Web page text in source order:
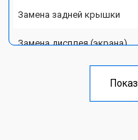
Замена задней крышки
Замена дисплея (экрана)
Замена кнопки включения